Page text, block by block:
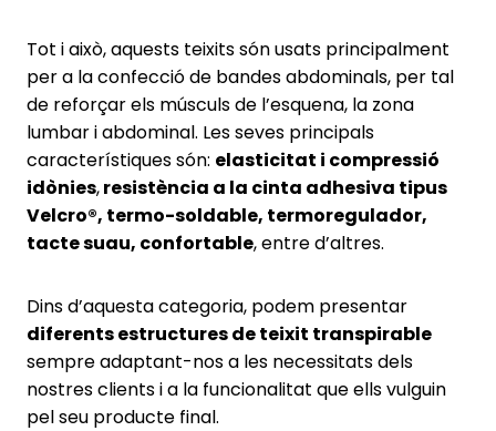
Tot i això, aquests teixits són usats principalment
per a la confecció de bandes abdominals, per tal
de reforçar els músculs de l’esquena, la zona
lumbar i abdominal. Les seves principals
característiques són: elasticitat i compressió
idònies,resistència a la cinta adhesiva tipus
Velcro®, termo-soldable, termoregulador,
tacte suau, confortable, entre d’altres.
Dins d’aquesta categoria, podem presentar
diferents estructures de teixit transpirable
sempre adaptant-nos a les necessitats dels
nostres clients i a la funcionalitat que ells vulguin
pel seu producte final.